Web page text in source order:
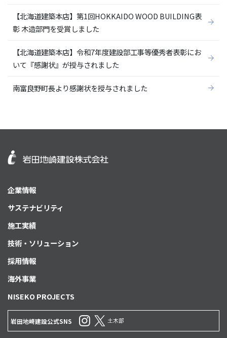
【北海道建築本店】第1回HOKKAIDO WOOD BUILDING表
彰 木造部門を受賞しました
【北海道建築本店】令和7年度建設部工事等優秀者表彰にお
いて『感謝状』が授与されました
南富良野町長より感謝状を授与されました
企業情報
サステナビリティ
施工実績
技術・ソリューション
採用情報
海外事業
NISEKO PROJECTS
岩田地崎建設公式SNS 土木部